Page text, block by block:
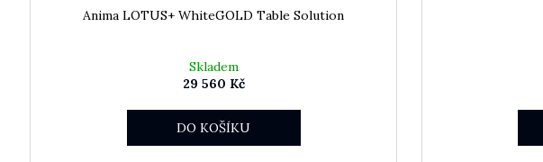
Anima LOTUS+ WhiteGOLD Table Solution
Skladem
29 560 Kč
DO KOŠÍKU